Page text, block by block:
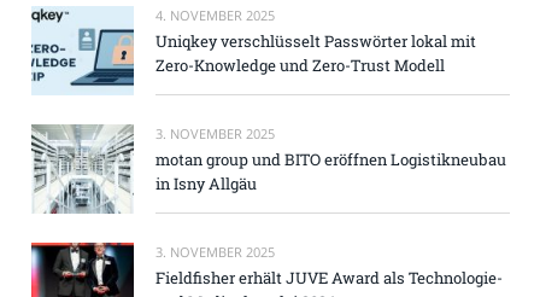
4. NOVEMBER 2025
Uniqkey verschlüsselt Passwörter lokal mit
Zero-Knowledge und Zero-Trust Modell
3. NOVEMBER 2025
motan group und BITO eröffnen Logistikneubau
in Isny Allgäu
3. NOVEMBER 2025
Fieldfisher erhält JUVE Award als Technologie-